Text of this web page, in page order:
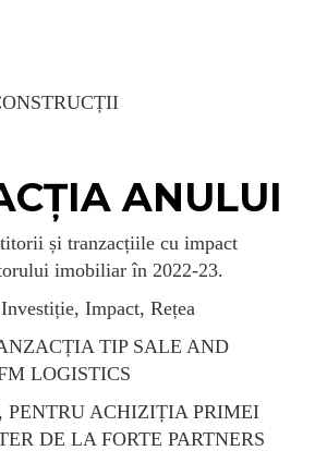
ANULUI
și tranzacțiile cu impact
imobiliar în 2022-23.
Impact, Rețea
TIP SALE AND
LOGISTICS
PENTRU ACHIZIȚIA PRIMEI
DE LA FORTE PARTNERS